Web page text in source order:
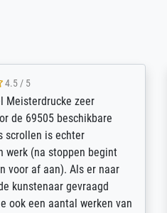
5 / 5
ist auch nicht dadurch
das Bild entgegen einer
Lieferanschrift (sollte
für die normannische
zum Hochzeits- gleichzeitig
sein) doch nach zu
wurde.